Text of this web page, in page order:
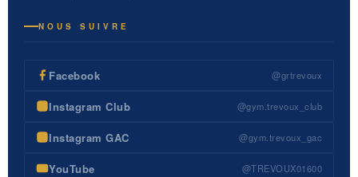
NOUS SUIVRE
Facebook @grtrevoux
Instagram Club @gym.trevoux_club
Instagram GAC @gym.trevoux_gac
YouTube @TREVOUX01600